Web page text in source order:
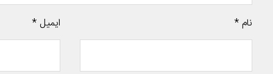
نام* ایمیل*